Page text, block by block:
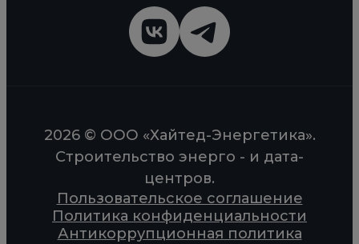
2026 © ООО «Хайтед-Энергетика».
Строительство энерго - и дата-
центров.
Пользовательское соглашение
Политика конфиденциальности
Антикоррупционная политика